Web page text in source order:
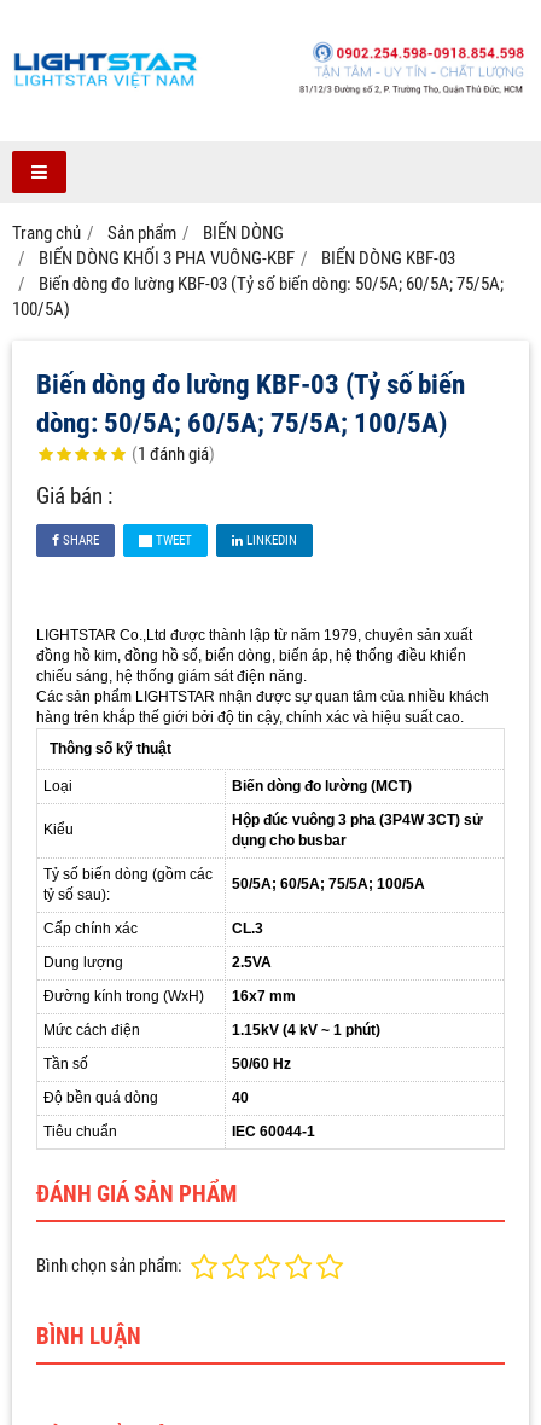
Trang chủ Sản phẩm
BIẾN DÒNG
BIẾN DÒNG KHỐI 3 PHA VUÔNG-KBF
BIẾN DÒNG KBF-03
Biến dòng đo lường KBF-03 (Tỷ số biến dòng: 50/5A; 60/5A; 75/5A;
100/5A)
Biến dòng đo lường KBF-03 (Tỷ số biến
dòng: 50/5A; 60/5A; 75/5A; 100/5A)
(1 đánh giá)
Giá bán :
SHARE TWEET LINKEDIN
LIGHTSTAR Co.,Ltd được thành lập từ năm 1979, chuyên sản xuất
đồng hồ kim, đồng hồ số, biến dòng, biến áp, hệ thống điều khiển
chiếu sáng, hệ thống giám sát điện năng.
Các sản phẩm LIGHTSTAR nhận được sự quan tâm của nhiều khách
hàng trên khắp thế giới bởi độ tin cậy, chính xác và hiệu suất cao.
Thông số kỹ thuật
Loại Biến dòng đo lường (MCT)
Kiểu
Hộp đúc vuông 3 pha (3P4W 3CT) sử
dụng cho busbar
Tỷ số biến dòng (gồm các
tỷ số sau):
50/5A; 60/5A; 75/5A; 100/5A
Cấp chính xác
CL.3
Dung lượng
2.5VA
Đường kính trong (WxH)
16x7 mm
Mức cách điện
1.15kV (4 kV ~ 1 phút)
Tần số
50/60 Hz
Độ bền quá dòng
40
Tiêu chuẩn
IEC 60044-1
ĐÁNH GIÁ SẢN PHẨM
Bình chọn sản phẩm:
BÌNH LUẬN